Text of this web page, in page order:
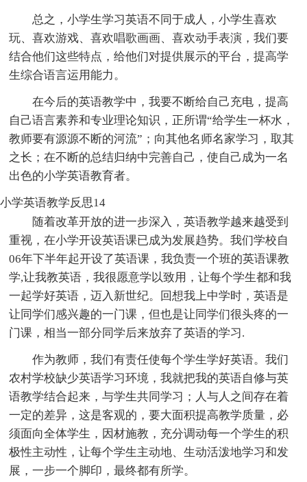
总之，小学生学习英语不同于成人，小学生喜欢
玩、喜欢游戏、喜欢唱歌画画、喜欢动手表演，我们要
结合他们这些特点，给他们对提供展示的平台，提高学
生综合语言运用能力。
在今后的英语教学中，我要不断给自己充电，提高
自己语言素养和专业理论知识，正所谓“给学生一杯水，
教师要有源源不断的河流”；向其他名师名家学习，取其
之长；在不断的总结归纳中完善自己，使自己成为一名
出色的小学英语教育者。
小学英语教学反思14
随着改革开放的进一步深入，英语教学越来越受到
重视，在小学开设英语课已成为发展趋势。我们学校自
06年下半年起开设了英语课，我负责一个班的英语课教
学,让我教英语，我很愿意学以致用，让每个学生都和我
一起学好英语，迈入新世纪。回想我上中学时，英语是
让同学们感兴趣的一门课，但也是让同学们很头疼的一
门课，相当一部分同学后来放弃了英语的学习.
作为教师，我们有责任使每个学生学好英语。我们
农村学校缺少英语学习环境，我就把我的英语自修与英
语教学结合起来，与学生共同学习；人与人之间存在着
一定的差异，这是客观的，要大面积提高教学质量，必
须面向全体学生，因材施教，充分调动每一个学生的积
极性主动性，让每个学生主动地、生动活泼地学习和发
展，一步一个脚印，最终都有所学。